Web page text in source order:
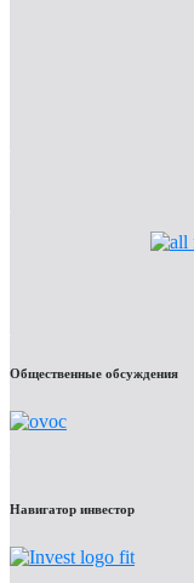
Общественные обсуждения
Навигатор инвестор